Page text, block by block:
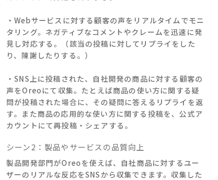
・Webサービスに対する顧客の声をリアルタイムでモニ
タリング。ネガティブなコメントやクレームを迅速に発
見し対応する。（該当の投稿に対してリプライをした
り、陳謝したりする。）
・SNS上に投稿された、自社開発の商品に対する顧客の
声をOreoにて収集。たとえば商品の使い方に関する疑
問が投稿された場合に、その疑問に答えるリプライを返
す。また商品の応用的な使い方に関する投稿を、公式ア
カウントにて再投稿・シェアする。
シーン2：製品やサービスの品質向上
製品開発部門がOreoを使えば、自社商品に対するユー
ザーのリアルな反応をSNSから収集できます。収集した